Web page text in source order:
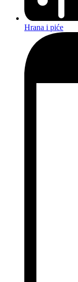
Hrana i piće